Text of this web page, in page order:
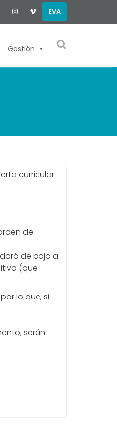
EVA
Gestión
curricular
de
de baja a
(que
lo que, si
serán